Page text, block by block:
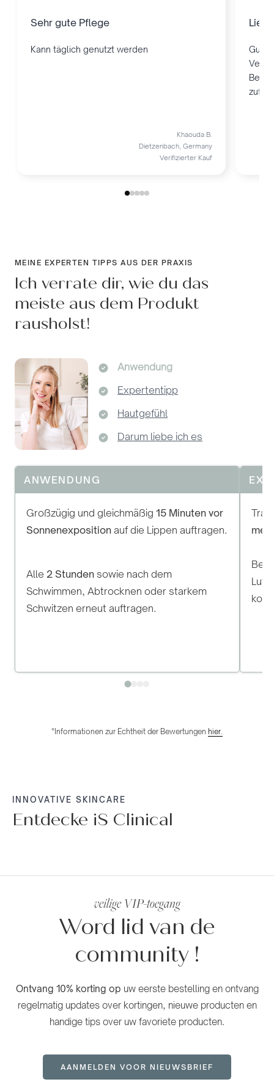
Sehr gute Pflege
Kann täglich genutzt werden
Khaouda B.
Dietzenbach, Germany
Verifizierter Kauf
MEINE EXPERTEN TIPPS AUS DER PRAXIS
Ich verrate dir, wie du das
meiste aus dem Produkt
rausholst!
Anwendung
Expertentipp
Hautgefühl
Darum liebe ich es
ANWENDUNG
Großzügig und gleichmäßig 15 Minuten vor
Sonnenexposition auf die Lippen auftragen.
Alle 2 Stunden sowie nach dem
Schwimmen, Abtrocknen oder starkem
Schwitzen erneut auftragen.
Luft
*Informationen zur Echtheit der Bewertungen hier.
INNOVATIVE SKINCARE
Entdecke iS Clinical
NACHT
➜ SEREN
TAGES
ALLE
veilige VIP-toegang
Word lid van de
community!
Ontvang 10% korting op uw eerste bestelling en ontvang
regelmatig updates over kortingen, nieuwe producten en
handige tips over uw favoriete producten.
AANMELDEN VOOR NIEUWSBRIEF